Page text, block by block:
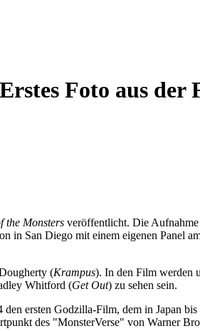
Foto aus der
the Monsters veröffentlicht. Die Aufnahme
in San Diego mit einem eigenen Panel
(Krampus). In den Film werden
Whitford (Get Out) zu sehen sein.
ersten Godzilla-Film, dem in Japan
des "MonsterVerse" von Warner